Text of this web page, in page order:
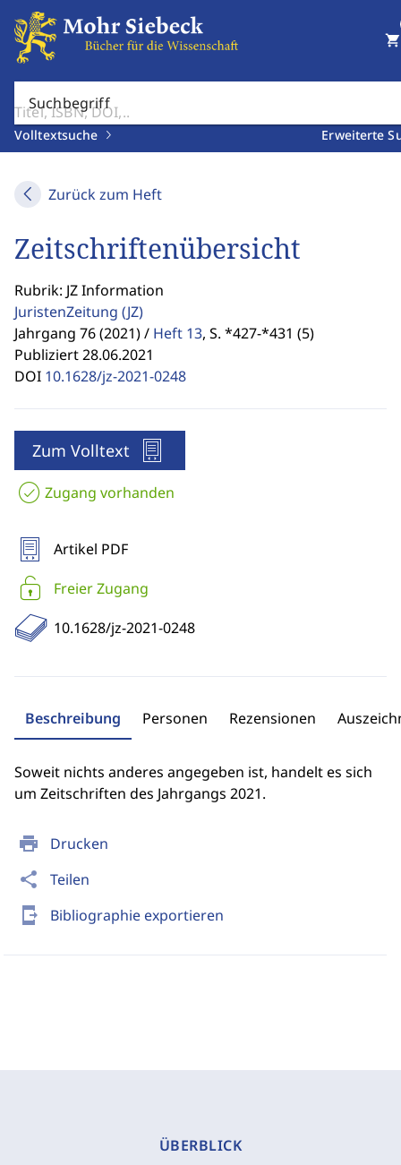
Suchbegriff
Volltextsuche Erweiterte
shopping_cart
Zurück zum Heft
print Drucken
share Teilen
send_to_mobile Bibliographie exportieren
Zeitschriftenübersicht
Rubrik: JZ Information
JuristenZeitung (JZ)
Jahrgang 76 (2021) / Heft 13, S. *427-*431 (5)
Publiziert 28.06.2021
DOI 10.1628/jz-2021-0248
Zum Volltext
Zugang vorhanden
Artikel PDF
Freier Zugang
10.1628/jz-2021-0248
Beschreibung Personen Rezensionen
Soweit nichts anderes angegeben ist, handelt es sich
um Zeitschriften des Jahrgangs 2021.
ÜBERBLICK